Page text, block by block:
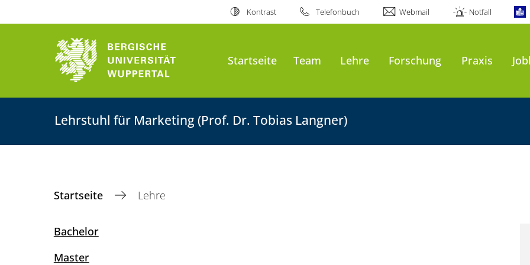
Kontrast Telefonbuch Webmail Notfall
Startseite Team Lehre Forschung Praxis
Lehrstuhl für Marketing (Prof. Dr. Tobias Langner)
Startseite Lehre
Bachelor
Master